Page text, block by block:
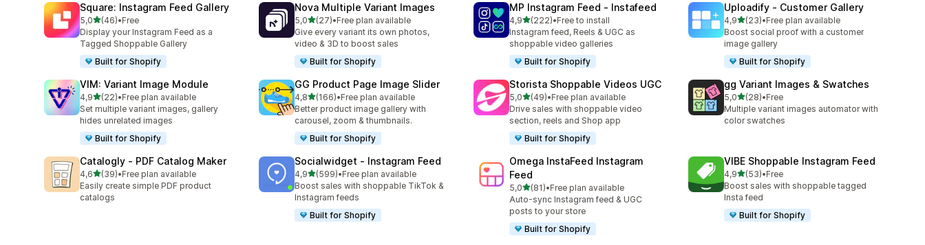
Square: Instagram Feed Gallery
5,0/ 5 tähteä
(46)
46 arvostelua yhteensä
•Free
Display your Instagram Feed as a
Tagged Shoppable Gallery
Built for Shopify
Nova Multiple Variant Images
5,0/ 5 tähteä
(27)
27 arvostelua yhteensä
•Free plan available
Give every variant its own photos,
video & 3D to boost sales
Built for Shopify
MP Instagram Feed ‑ Instafeed
4,9/ 5 tähteä
(222)
222 arvostelua yhteensä
•Free to install
Instagram feed, Reels & UGC as
shoppable video galleries
Built for Shopify
Uploadify ‑ Customer Gallery
4,9/ 5 tähteä
(23)
23 arvostelua yhteensä
•Free plan available
Boost social proof with a customer
image gallery
Built for Shopify
VIM: Variant Image Module
4,9/ 5 tähteä
(22)
22 arvostelua yhteensä
•Free plan available
Set multiple variant images, gallery
hides unrelated images
Built for Shopify
GG Product Page Image Slider
4,8/ 5 tähteä
(166)
166 arvostelua yhteensä
•Free plan available
Better product image gallery with
carousel, zoom & thumbnails.
Built for Shopify
Storista Shoppable Videos UGC
5,0/ 5 tähteä
(49)
49 arvostelua yhteensä
•Free plan available
Drive sales with shoppable video
section, reels and Shop app
Built for Shopify
gg Variant Images & Swatches
5,0/ 5 tähteä
(28)
28 arvostelua yhteensä
•Free
Multiple variant images automator with
color swatches
Catalogly ‑ PDF Catalog Maker
4,6/ 5 tähteä
(39)
39 arvostelua yhteensä
•Free plan available
Easily create simple PDF product
catalogs
Socialwidget ‑ Instagram Feed
4,9/ 5 tähteä
(599)
599 arvostelua yhteensä
•Free plan available
Boost sales with shoppable TikTok &
Instagram feeds
Built for Shopify
Omega InstaFeed Instagram
Feed
5,0/ 5 tähteä
(81)
81 arvostelua yhteensä
•Free plan available
Auto-sync Instagram feed & UGC
posts to your store
Built for Shopify
VIBE Shoppable Instagram Feed
4,9/ 5 tähteä
(53)
53 arvostelua yhteensä
•Free
Boost sales with shoppable tagged
Insta feed
Built for Shopify